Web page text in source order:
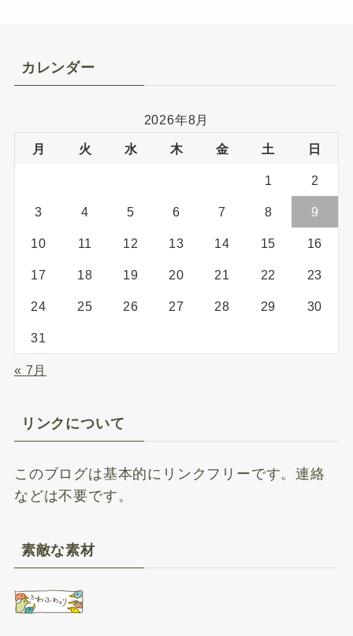
カレンダー
2026年8月
月 火 水 木 金 土 日
1 2
3 4 5 6 7 8 9
10 11 12 13 14 15 16
17 18 19 20 21 22 23
24 25 26 27 28 29 30
31
« 7月
リンクについて
このブログは基本的にリンクフリーです。連絡
などは不要です。
素敵な素材